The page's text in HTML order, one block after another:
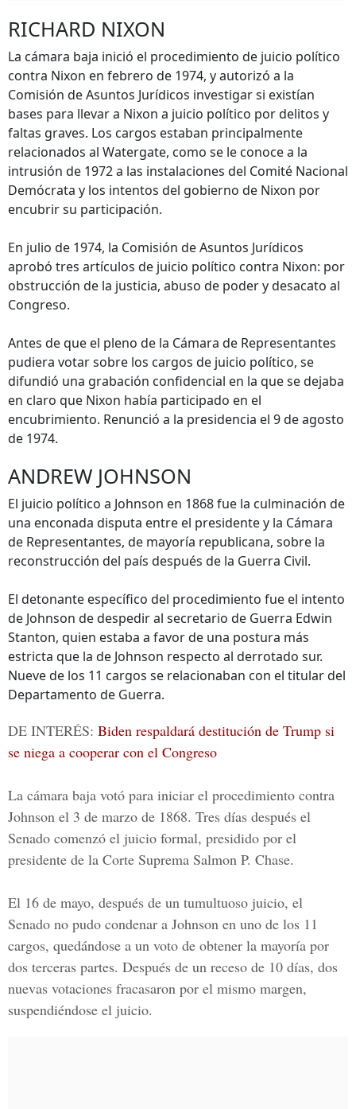
RICHARD NIXON
La cámara baja inició el procedimiento de juicio político
contra Nixon en febrero de 1974, y autorizó a la
Comisión de Asuntos Jurídicos investigar si existían
bases para llevar a Nixon a juicio político por delitos y
faltas graves. Los cargos estaban principalmente
relacionados al Watergate, como se le conoce a la
intrusión de 1972 a las instalaciones del Comité Nacional
Demócrata y los intentos del gobierno de Nixon por
encubrir su participación.
En julio de 1974, la Comisión de Asuntos Jurídicos
aprobó tres artículos de juicio político contra Nixon: por
obstrucción de la justicia, abuso de poder y desacato al
Congreso.
Antes de que el pleno de la Cámara de Representantes
pudiera votar sobre los cargos de juicio político, se
difundió una grabación confidencial en la que se dejaba
en claro que Nixon había participado en el
encubrimiento. Renunció a la presidencia el 9 de agosto
de 1974.
ANDREW JOHNSON
El juicio político a Johnson en 1868 fue la culminación de
una enconada disputa entre el presidente y la Cámara
de Representantes, de mayoría republicana, sobre la
reconstrucción del país después de la Guerra Civil.
El detonante específico del procedimiento fue el intento
de Johnson de despedir al secretario de Guerra Edwin
Stanton, quien estaba a favor de una postura más
estricta que la de Johnson respecto al derrotado sur.
Nueve de los 11 cargos se relacionaban con el titular del
Departamento de Guerra.
DE INTERÉS: Biden respaldará destitución de Trump si
se niega a cooperar con el Congreso
La cámara baja votó para iniciar el procedimiento contra
Johnson el 3 de marzo de 1868. Tres días después el
Senado comenzó el juicio formal, presidido por el
presidente de la Corte Suprema Salmon P. Chase.
El 16 de mayo, después de un tumultuoso juicio, el
Senado no pudo condenar a Johnson en uno de los 11
cargos, quedándose a un voto de obtener la mayoría por
dos terceras partes. Después de un receso de 10 días, dos
nuevas votaciones fracasaron por el mismo margen,
suspendiéndose el juicio.